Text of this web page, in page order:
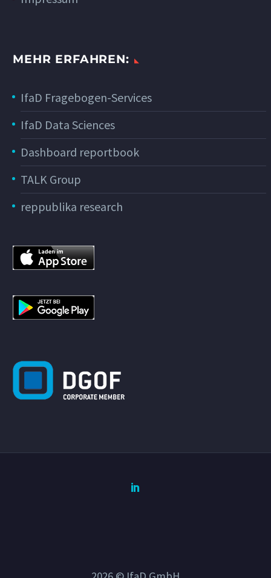
MEHR ERFAHREN:
IfaD Fragebogen-Services
IfaD Data Sciences
Dashboard reportbook
TALK Group
reppublika research